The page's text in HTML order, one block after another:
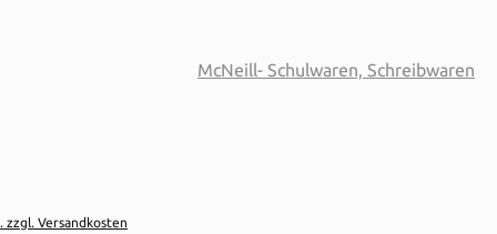
McNeill- Schulwaren, Schreibwaren
zzgl. Versandkosten